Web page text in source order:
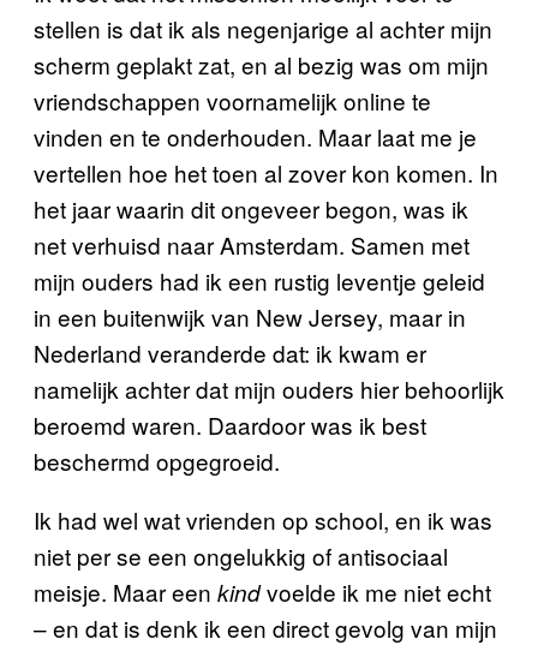
stellen is dat ik als negenjarige al achter mijn
scherm geplakt zat, en al bezig was om mijn
vriendschappen voornamelijk online te
vinden en te onderhouden. Maar laat me je
vertellen hoe het toen al zover kon komen. In
het jaar waarin dit ongeveer begon, was ik
net verhuisd naar Amsterdam. Samen met
mijn ouders had ik een rustig leventje geleid
in een buitenwijk van New Jersey, maar in
Nederland veranderde dat: ik kwam er
namelijk achter dat mijn ouders hier behoorlijk
beroemd waren. Daardoor was ik best
beschermd opgegroeid.
Ik had wel wat vrienden op school, en ik was
niet per se een ongelukkig of antisociaal
meisje. Maar een kindvoelde ik me niet echt
– en dat is denk ik een direct gevolg van mijn